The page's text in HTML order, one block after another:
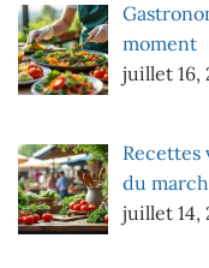
moment
juillet 16,
du
juillet 14,